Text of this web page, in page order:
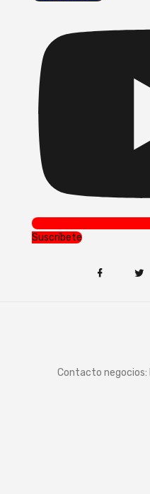
Suscríbete
Contacto negocios: